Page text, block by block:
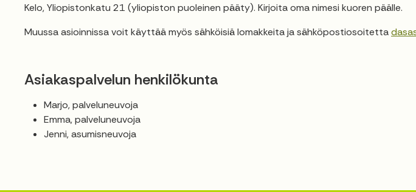
Kelo, Yliopistonkatu 21 (yliopiston puoleinen pääty). Kirjoita oma nimesi kuoren päälle.
Muussa asioinnissa voit käyttää myös sähköisiä lomakkeita ja sähköpostiosoitetta
Asiakaspalvelun henkilökunta
Marjo, palveluneuvoja
Emma, palveluneuvoja
Jenni, asumisneuvoja